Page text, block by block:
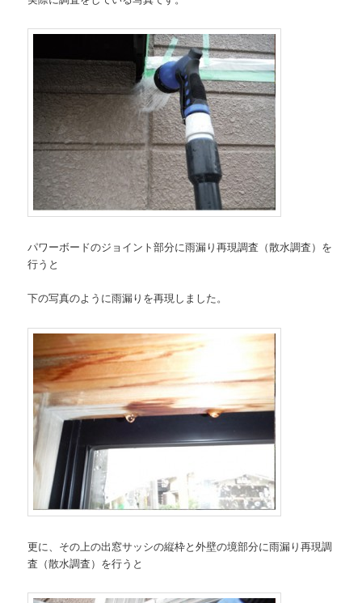
パワーボードのジョイント部分に雨漏り再現調査（散水調査）を
行うと
下の写真のように雨漏りを再現しました。
更に、その上の出窓サッシの縦枠と外壁の境部分に雨漏り再現調
査（散水調査）を行うと